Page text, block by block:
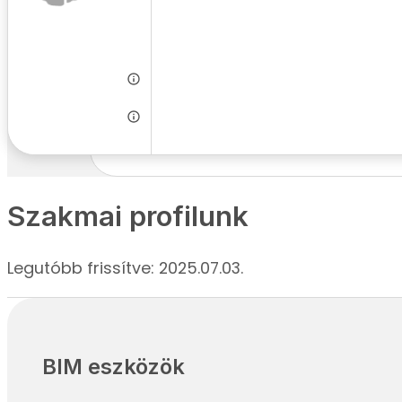
Szakmai profilunk
Legutóbb frissítve: 2025.07.03.
BIM eszközök